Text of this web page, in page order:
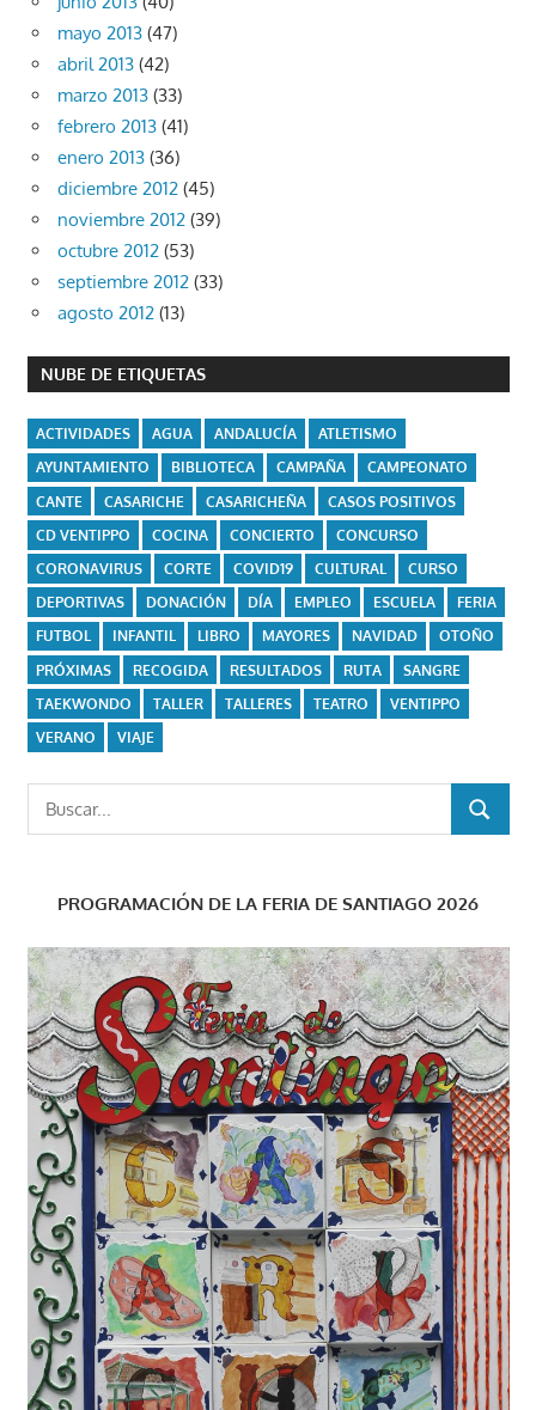
mayo 2013 (47)
abril 2013 (42)
marzo 2013 (33)
febrero 2013 (41)
enero 2013 (36)
diciembre 2012 (45)
noviembre 2012 (39)
octubre 2012 (53)
septiembre 2012 (33)
agosto 2012 (13)
NUBE DE ETIQUETAS
ACTIVIDADES AGUA ANDALUCÍA
ATLETISMO
AYUNTAMIENTO
BIBLIOTECA CAMPAÑA
CAMPEONATO
CANTE
CASARICHE CASARICHEÑA
CASOS POSITIVOS
CD VENTIPPO
COCINA CONCIERTO
CONCURSO
CORONAVIRUS
CORTE COVID19 CULTURAL
CURSO
DEPORTIVAS
DONACIÓN DÍA EMPLEO ESCUELA
FERIA
FUTBOL
INFANTIL LIBRO MAYORES NAVIDAD
OTOÑO
PRÓXIMAS
RECOGIDA RESULTADOS RUTA
SANGRE
TAEKWONDO
TALLER TALLERES TEATRO
VENTIPPO
VERANO
VIAJE
Buscar:
BUSCAR
PROGRAMACIÓN DE LA FERIA DE SANTIAGO 2026